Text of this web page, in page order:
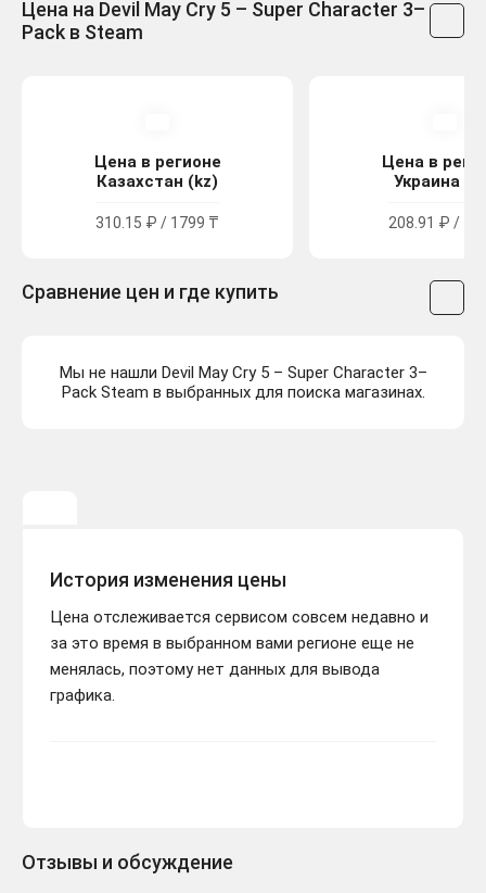
Цена на Devil May Cry 5 – Super Character 3–
Pack в Steam
Цена в регионе
Казахстан (kz)
310.15 ₽ / 1799 ₸
Цена в
Украина
208.91 ₽ /
Сравнение цен и где купить
Мы не нашли Devil May Cry 5 – Super Character 3–
Pack Steam в выбранных для поиска магазинах.
История изменения цены
Цена отслеживается сервисом совсем недавно и
за это время в выбранном вами регионе еще не
менялась, поэтому нет данных для вывода
графика.
Отзывы и обсуждение